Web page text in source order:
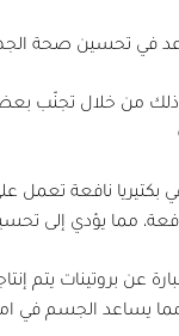
في تحسين صحة
من خلال تجنّب بعض
هي بكتيريا نافعة
مما يؤدي إلى
عن بروتينات يتم
يساعد الجسم في